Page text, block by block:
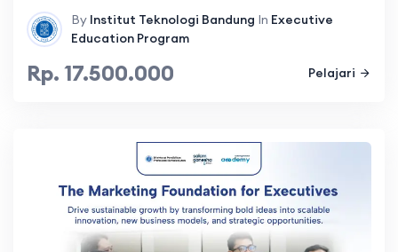
By Institut Teknologi Bandung In Executive
Education Program
Rp. 17.500.000 Pelajari